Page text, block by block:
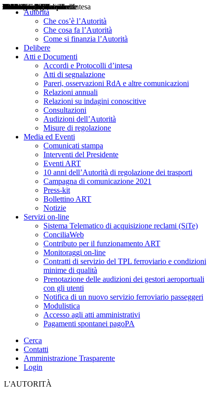
Autorità
Che cos’è l’Autorità
Che cosa fa l’Autorità
Come si finanzia l’Autorità
Delibere
Atti e Documenti
Accordi e Protocolli d’intesa
Atti di segnalazione
Pareri, osservazioni RdA e altre comunicazioni
Relazioni annuali
Relazioni su indagini conoscitive
Consultazioni
Audizioni dell’Autorità
Misure di regolazione
Media ed Eventi
Comunicati stampa
Interventi del Presidente
Eventi ART
10 anni dell’Autorità di regolazione dei trasporti
Campagna di comunicazione 2021
Press-kit
Bollettino ART
Notizie
Servizi on-line
Sistema Telematico di acquisizione reclami (SiTe)
ConciliaWeb
Contributo per il funzionamento ART
Monitoraggi on-line
Contratti di servizio del TPL ferroviario e condizioni
minime di qualità
Prenotazione delle audizioni dei gestori aeroportuali
con gli utenti
Notifica di un nuovo servizio ferroviario passeggeri
Modulistica
Accesso agli atti amministrativi
Pagamenti spontanei pagoPA
Cerca
Contatti
Amministrazione Trasparente
Login
L'AUTORITÀ
Delibere
Pareri
Consultazioni
Audizioni
Atti di Segnalazione
Accordi e Protocolli d'Intesa
Relazioni annuali
Misure di regolazione
Notizie
Comunicati Stampa
Bollettini ART
Convegni ART
Interviste del Presidente
Articoli in primo piano
Interventi del Presidente
2004
2005
2010
2013
2014
2015
2016
2017
2018
2019
202
2020
2021
2022
2023
2024
2025
2026
Aereo
Marittimo
Terrestre